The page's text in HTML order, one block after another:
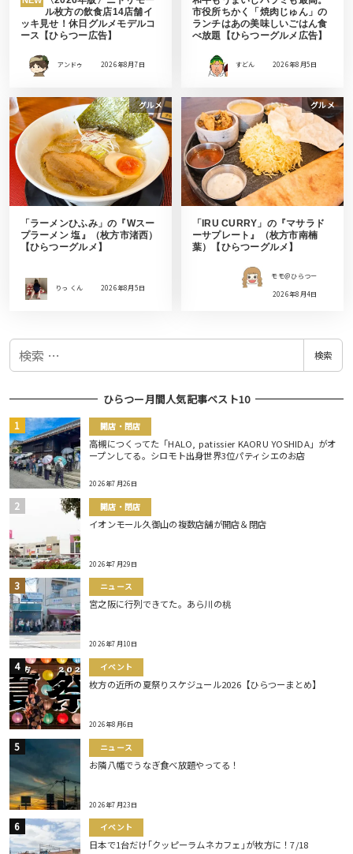
ル枚方の飲食店14店舗イ
ッキ見せ！休日グルメモデルコ
ース【ひらつー広告】
アンドゥ 2026年8月7日
市役所ちかく「焼肉じゅん」の
ランチはあの美味しいごはん食
べ放題【ひらつーグルメ広告】
すどん 2026年8月5日
グルメ
「ラーメンひふみ」の『Wスー
プラーメン 塩』（枚方市渚西）
【ひらつーグルメ】
りっ くん 2026年8月5日
グルメ
「IRU CURRY」の『マサラド
ーサプレート』（枚方市南楠
葉）【ひらつーグルメ】
モモ＠ひらつー
2026年8月4日
検
検索
ひらつー月間人気記事ベスト10
開店・閉店
高槻につくってた「HALO, patissier KAORU YOSHIDA」がオ
ープンしてる。シロモト出身世界3位パティシエのお店
2026年7月26日
開店・閉店
イオンモール久御山の複数店舗が開店＆閉店
2026年7月29日
ニュース
宮之阪に行列できてた。あら川の桃
2026年7月10日
イベント
枚方の近所の夏祭りスケジュール2026【ひらつーまとめ】
2026年8月6日
ニュース
お隣八幡でうなぎ食べ放題やってる！
2026年7月23日
イベント
日本で1台だけ｢クッピーラムネカフェ｣が枚方に！7/18